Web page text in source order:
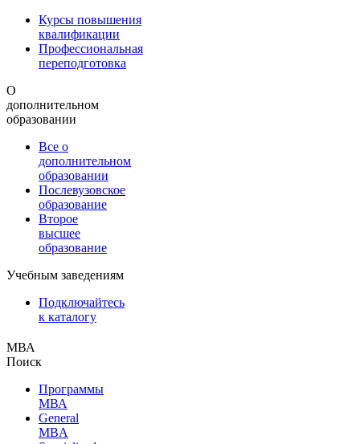
Курсы повышения
квалификации
Профессиональная
переподготовка
О
дополнительном
образовании
Все о
дополнительном
образовании
Послевузовское
образование
Второе
высшее
образование
Учебным заведениям
Подключайтесь
к каталогу
МВА
Поиск
Программы
МВА
General
MBA